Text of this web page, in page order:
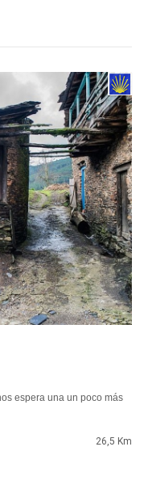
espera una un poco más
26,5 Km